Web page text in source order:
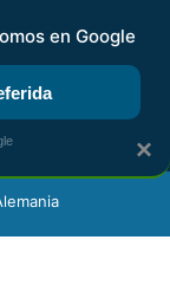
NUEVO
×
en Google